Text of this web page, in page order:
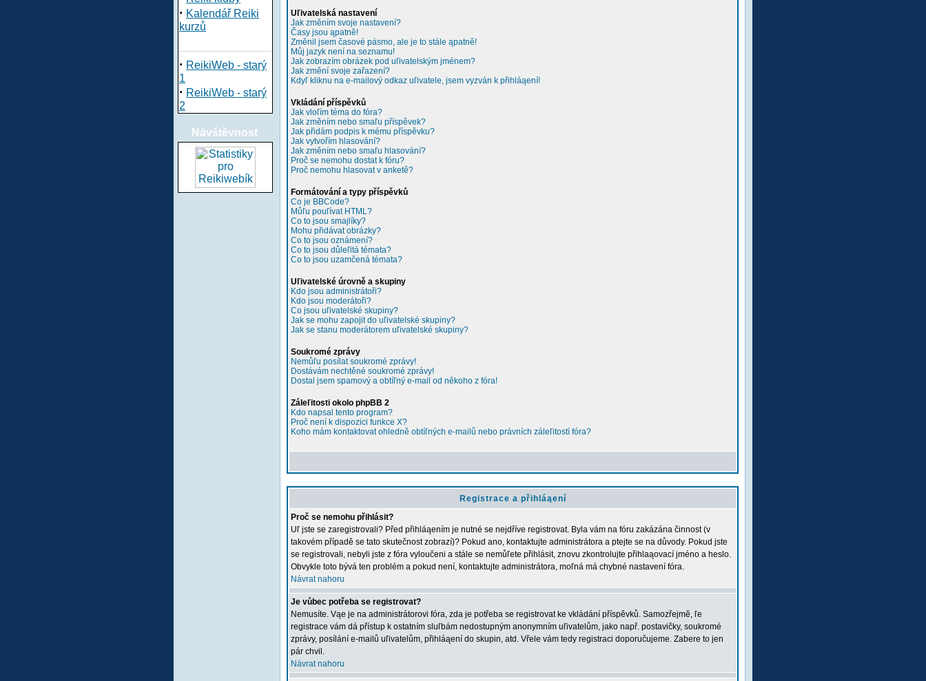
· Kalendář Reiki
kurzů
· ReikiWeb - starý
1
· ReikiWeb - starý
2
Návštěvnost
Uľivatelská nastavení
Jak změním svoje nastavení?
Časy jsou ąpatně!
Změnil jsem časové pásmo, ale je to stále ąpatně!
Můj jazyk není na seznamu!
Jak zobrazím obrázek pod uľivatelským jménem?
Jak změní svoje zařazení?
Kdyľ kliknu na e-mailový odkaz uľivatele, jsem vyzván k přihláąení!
Vkládání příspěvků
Jak vloľím téma do fóra?
Jak změním nebo smaľu příspěvek?
Jak přidám podpis k mému příspěvku?
Jak vytvořím hlasování?
Jak změním nebo smaľu hlasování?
Proč se nemohu dostat k fóru?
Proč nemohu hlasovat v anketě?
Formátování a typy příspěvků
Co je BBCode?
Můľu pouľívat HTML?
Co to jsou smajlíky?
Mohu přidávat obrázky?
Co to jsou oznámení?
Co to jsou důleľitá témata?
Co to jsou uzamčená témata?
Uľivatelské úrovně a skupiny
Kdo jsou administrátoři?
Kdo jsou moderátoři?
Co jsou uľivatelské skupiny?
Jak se mohu zapojit do uľivatelské skupiny?
Jak se stanu moderátorem uľivatelské skupiny?
Soukromé zprávy
Nemůľu posílat soukromé zprávy!
Dostávám nechtěné soukromé zprávy!
Dostal jsem spamový a obtíľný e-mail od někoho z fóra!
Záleľitosti okolo phpBB 2
Kdo napsal tento program?
Proč není k dispozici funkce X?
Koho mám kontaktovat ohledně obtíľných e-mailů nebo právních záleľitostí fóra?
Registrace a přihláąení
Proč se nemohu přihlásit?
Uľ jste se zaregistrovali? Před přihláąením je nutné se nejdříve registrovat. Byla vám na fóru zakázána činnost (v
takovém případě se tato skutečnost zobrazí)? Pokud ano, kontaktujte administrátora a ptejte se na důvody. Pokud jste
se registrovali, nebyli jste z fóra vyloučeni a stále se nemůľete přihlásit, znovu zkontrolujte přihlaąovací jméno a heslo.
Obvykle toto bývá ten problém a pokud není, kontaktujte administrátora, moľná má chybné nastavení fóra.
Návrat nahoru
Je vůbec potřeba se registrovat?
Nemusíte. Vąe je na administrátorovi fóra, zda je potřeba se registrovat ke vkládání příspěvků. Samozřejmě, ľe
registrace vám dá přístup k ostatním sluľbám nedostupným anonymním uľivatelům, jako např. postavičky, soukromé
zprávy, posílání e-mailů uľivatelům, přihláąení do skupin, atd. Vřele vám tedy registraci doporučujeme. Zabere to jen
pár chvil.
Návrat nahoru